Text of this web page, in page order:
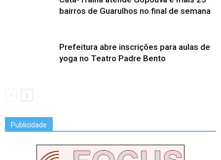
bairros de Guarulhos no final de semana
Prefeitura abre inscrições para aulas de
yoga no Teatro Padre Bento
Publicidade